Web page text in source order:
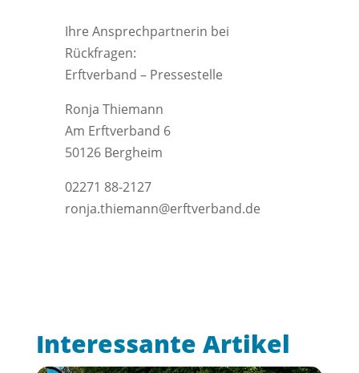
Ihre Ansprechpartnerin bei
Rückfragen:
Erftverband – Pressestelle
Ronja Thiemann
Am Erftverband 6
50126 Bergheim
02271 88-2127
ronja.thiemann@erftverband.de
Interessante Artikel